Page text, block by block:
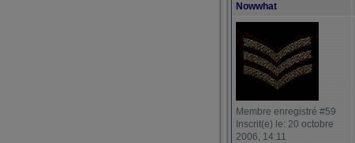
Nowwhat
Membre enregistré #59
Inscrit(e) le: 20 octobre
2006, 14:11